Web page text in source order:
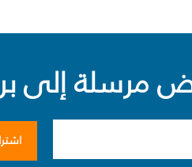
مرسلة إلى